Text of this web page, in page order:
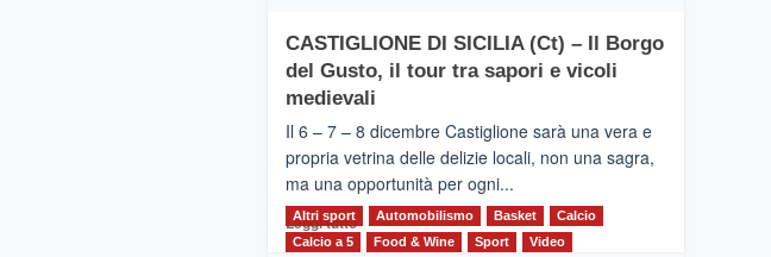
MOIO
ALCANTARA
–
alla
scoperta
del
territorio,
tra
CASTIGLIONE DI SICILIA (Ct) – Il Borgo
del Gusto, il tour tra sapori e vicoli
medievali
Il 6 – 7 – 8 dicembre Castiglione sarà una vera e
propria vetrina delle delizie locali, non una sagra,
ma una opportunità per ogni...
Leggi tuttoLeggi
Altri sport Automobilismo Basket
Calcio
Calcio a 5
Food & Wine Sport Video